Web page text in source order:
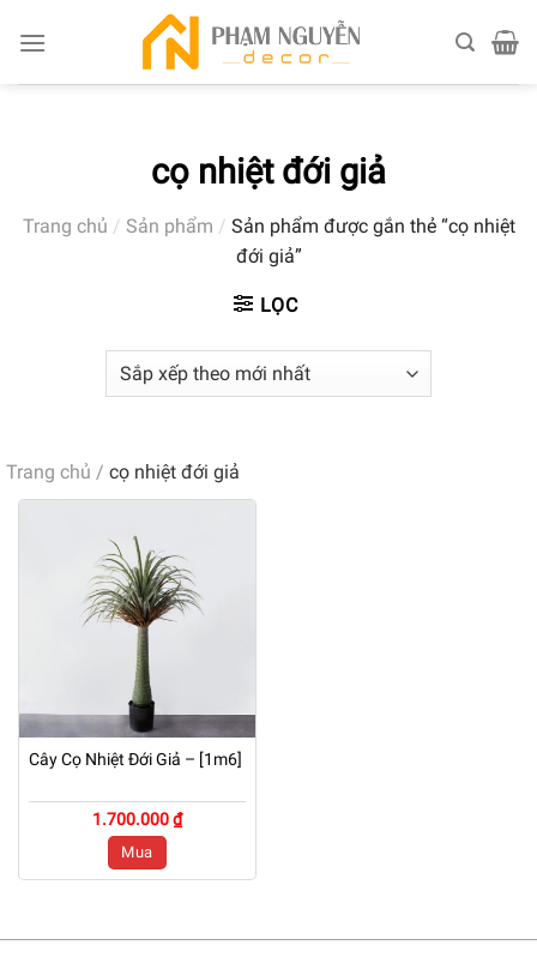
cọ nhiệt đới giả
Trang chủ / Sản phẩm / Sản phẩm được gắn thẻ “cọ nhiệt
đới giả”
LỌC
Trang chủ / cọ nhiệt đới giả
Cây Cọ Nhiệt Đới Giả – [1m6]
1.700.000 ₫
Mua